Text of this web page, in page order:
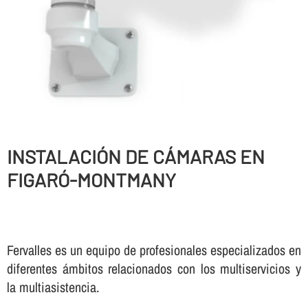
INSTALACIÓN DE CÁMARAS EN
FIGARÓ-MONTMANY
Fervalles es un equipo de profesionales especializados en
diferentes ámbitos relacionados con los multiservicios y
la multiasistencia.